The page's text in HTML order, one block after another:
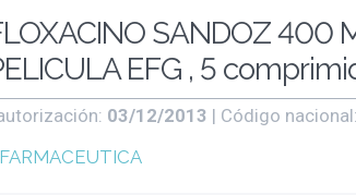
SANDOZ 400
EFG , 5
03/12/2013 | Código nacional: